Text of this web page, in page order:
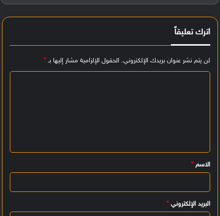
اترك تعليقاً
لن يتم نشر عنوان بريدك الإلكتروني. الحقول الإلزامية مشار إليها بـ*
ي
ق
الاسم *
البريد الإلكتروني *